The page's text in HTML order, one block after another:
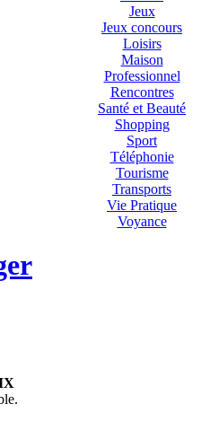
Jeux
Jeux concours
Loisirs
Maison
Professionnel
Rencontres
Santé et Beauté
Shopping
Sport
Téléphonie
Tourisme
Transports
Vie Pratique
Voyance